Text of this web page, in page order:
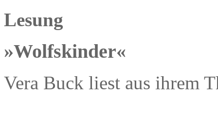
Lesung
»Wolfskinder«
Vera Buck liest aus ihrem